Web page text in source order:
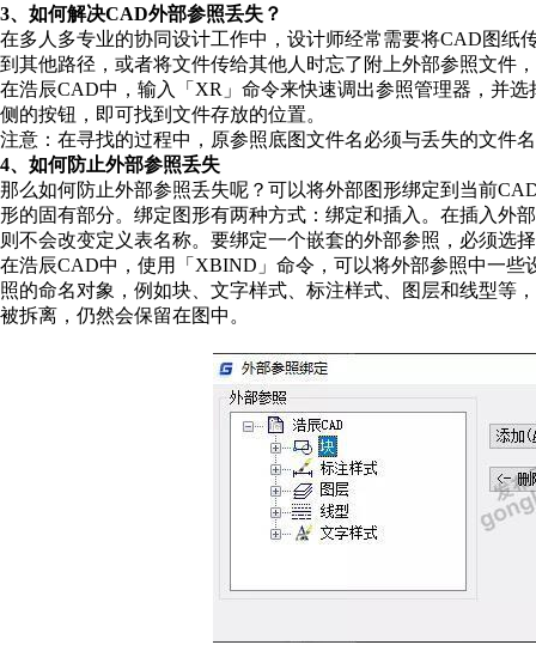
3、如何解决CAD外部参照丢失？
在多人多专业的协同设计工作中，设计师经常需要将CAD图纸
到其他路径，或者将文件传给其他人时忘了附上外部参照文件
在浩辰CAD中，输入「XR」命令来快速调出参照管理器，并
侧的按钮，即可找到文件存放的位置。
注意：在寻找的过程中，原参照底图文件名必须与丢失的文件
4、如何防止外部参照丢失
那么如何防止外部参照丢失呢？可以将外部图形绑定到当前
形的固有部分。绑定图形有两种方式：绑定和插入。在插入外
则不会改变定义表名称。要绑定一个嵌套的外部参照，必须选
在浩辰CAD中，使用「XBIND」命令，可以将外部参照中一
照的命名对象，例如块、文字样式、标注样式、图层和线型等
被拆离，仍然会保留在图中。